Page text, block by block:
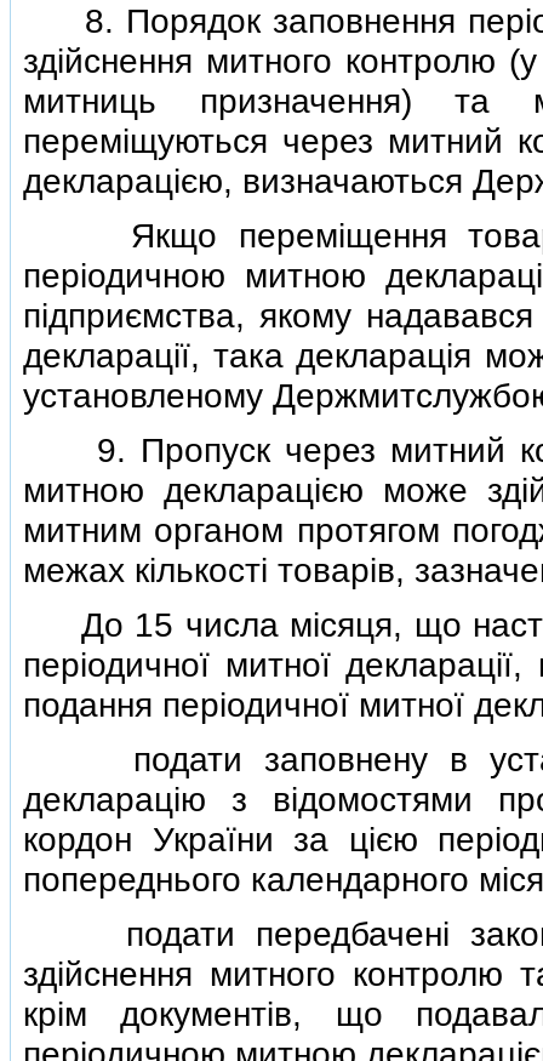
8. Порядок заповнення
здiйснення митного контролю
митниць призначення) та
перемiщуються через митний
декларацiєю, визначаються
Якщо перемiщення
перiодичною митною
пiдприємства, якому
декларацiї, така декларацiя
установленому
9. Пропуск через митний
митною декларацiєю може
митним органом протягом
межах кiлькостi товарiв,
До 15 числа мiсяця, що
перiодичної митної
подання перiодичної митної
подати заповнену в
декларацiю з вiдомостями
кордон України за цiєю
попереднього календарного
подати передбаченi
здiйснення митного контролю
крiм документiв, що